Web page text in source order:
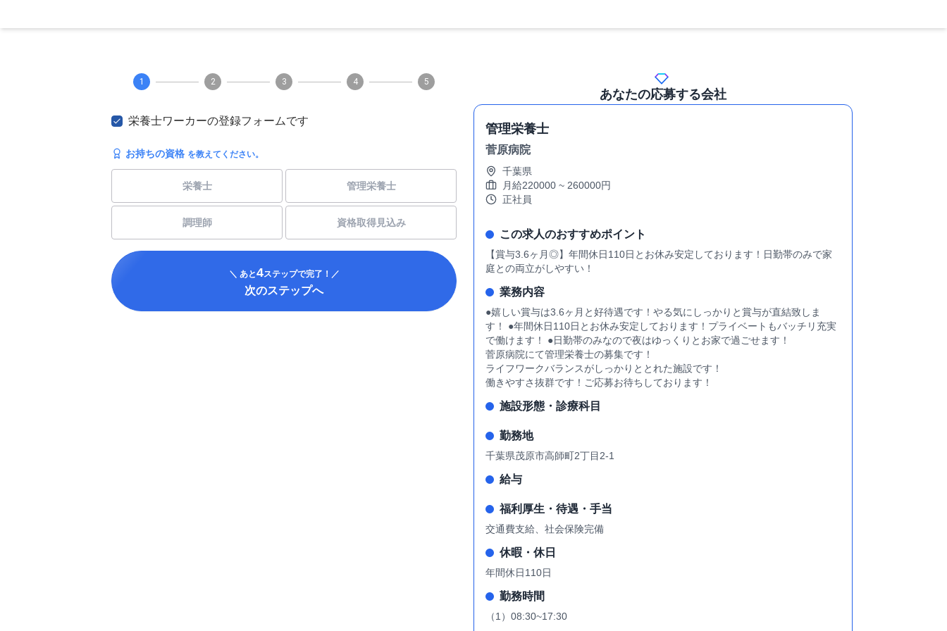
1 2 3 4 5
栄養士ワーカーの登録フォームです
お持ちの資格 を教えてください。
栄養士 管理栄養士
調理師 資格取得見込み
＼ あと4ステップで完了！／
次のステップへ
あなたの応募する会社
管理栄養士
菅原病院
千葉県
月給220000 ~ 260000円
正社員
この求人のおすすめポイント
【賞与3.6ヶ月◎】年間休日110日とお休み安定しております！日勤帯のみで家
庭との両立がしやすい！
業務内容
●嬉しい賞与は3.6ヶ月と好待遇です！やる気にしっかりと賞与が直結致しま
す！ ●年間休日110日とお休み安定しております！プライベートもバッチリ充実
で働けます！ ●日勤帯のみなので夜はゆっくりとお家で過ごせます！
菅原病院にて管理栄養士の募集です！
ライフワークバランスがしっかりととれた施設です！
働きやすさ抜群です！ご応募お待ちしております！
施設形態・診療科目
勤務地
千葉県茂原市高師町2丁目2-1
給与
福利厚生・待遇・手当
交通費支給、社会保険完備
休暇・休日
年間休日110日
勤務時間
（1）08:30~17:30